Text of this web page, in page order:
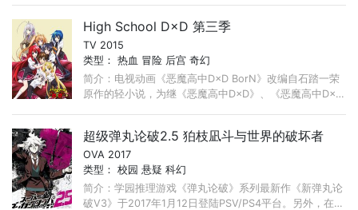
High School D×D 第三季
TV 2015
类型：热血 冒险 后宫 奇幻
简介：电视动画《恶魔高中D×D BorN》改编自石踏一荣
原作的轻小说，为继《恶魔高中D×D》、《恶魔高中D×D
超级弹丸论破2.5 狛枝凪斗与世界的破坏者
OVA 2017
类型：校园 悬疑 科幻
简介：学园推理游戏《弹丸论破》系列最新作《新弹丸论
破V3》于2017年1月12日登陆PSV/PS4平台。另外，在游